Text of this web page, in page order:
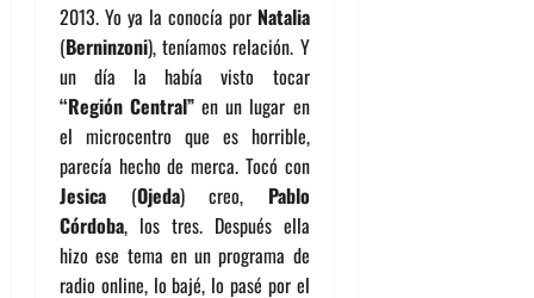
2013. Yo ya la conocía por Natalia
(Berninzoni), teníamos relación. Y
un día la había visto tocar
“Región Central” en un lugar en
el microcentro que es horrible,
parecía hecho de merca. Tocó con
Jesica (Ojeda) creo, Pablo
Córdoba, los tres. Después ella
hizo ese tema en un programa de
radio online, lo bajé, lo pasé por el